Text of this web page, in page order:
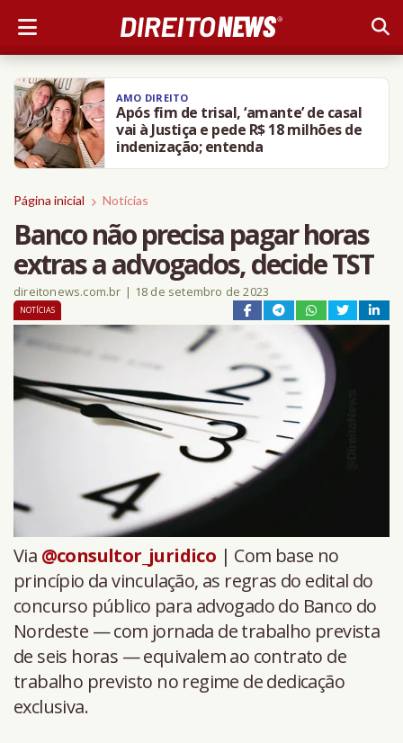
AMO DIREITO
Após fim de trisal, ‘amante’ de casal
vai à Justiça e pede R$ 18 milhões de
indenização; entenda
Página inicial Notícias
Banco não precisa pagar horas
extras a advogados, decide TST
direitonews.com.br | 18 de setembro de 2023
NOTÍCIAS
Via @consultor_juridico | Com base no
princípio da vinculação, as regras do edital do
concurso público para advogado do Banco do
Nordeste — com jornada de trabalho prevista
de seis horas — equivalem ao contrato de
trabalho previsto no regime de dedicação
exclusiva.